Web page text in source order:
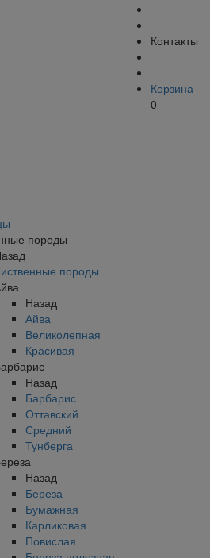
Контакты
Корзина
0
породы
породы
Назад
Айва
Великолепная
Красивая
Назад
Барбарис
Оттавский
Средний
Тунберга
Назад
Береза
Бумажная
Карликовая
Повислая